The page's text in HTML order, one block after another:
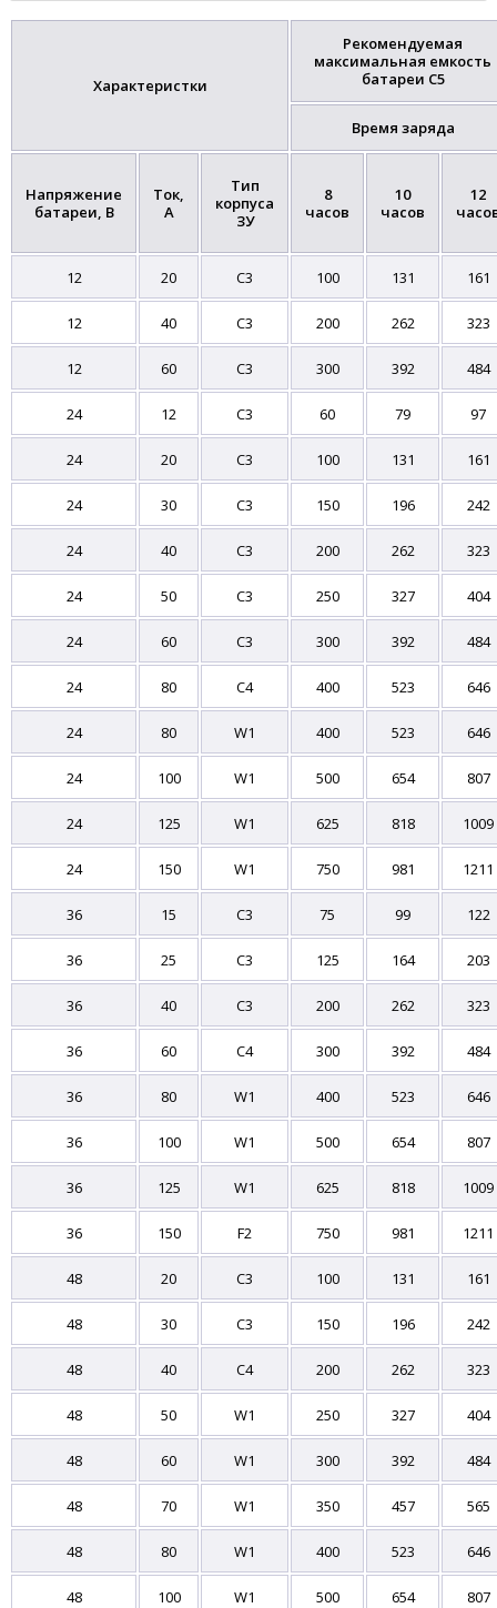
Характеристки
Рекомендуемая
максимальная емкость
батареи С5
Время заряда
Напряжение
батареи, В
Ток,
А
Тип
корпуса
ЗУ
8
часов
10
часов
12
12 20 C3 100 131 161
12 40 C3 200 262 323
12 60 C3 300 392 484
24 12 C3 60 79 97
24 20 C3 100 131 161
24 30 C3 150 196 242
24 40 C3 200 262 323
24 50 C3 250 327 404
24 60 C3 300 392 484
24 80 C4 400 523 646
24 80 W1 400 523 646
24 100 W1 500 654 807
24 125 W1 625 818 1009
24 150 W1 750 981 1211
36 15 C3 75 99 122
36 25 C3 125 164 203
36 40 C3 200 262 323
36 60 C4 300 392 484
36 80 W1 400 523 646
36 100 W1 500 654 807
36 125 W1 625 818 1009
36 150 F2 750 981 1211
48 20 C3 100 131 161
48 30 C3 150 196 242
48 40 C4 200 262 323
48 50 W1 250 327 404
48 60 W1 300 392 484
48 70 W1 350 457 565
48 80 W1 400 523 646
48 100 W1 500 654 807